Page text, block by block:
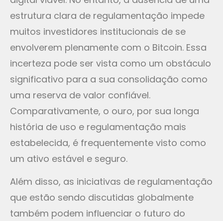
estrutura clara de regulamentação impede
muitos investidores institucionais de se
envolverem plenamente com o Bitcoin. Essa
incerteza pode ser vista como um obstáculo
significativo para a sua consolidação como
uma reserva de valor confiável.
Comparativamente, o ouro, por sua longa
história de uso e regulamentação mais
estabelecida, é frequentemente visto como
um ativo estável e seguro.
Além disso, as iniciativas de regulamentação
que estão sendo discutidas globalmente
também podem influenciar o futuro do